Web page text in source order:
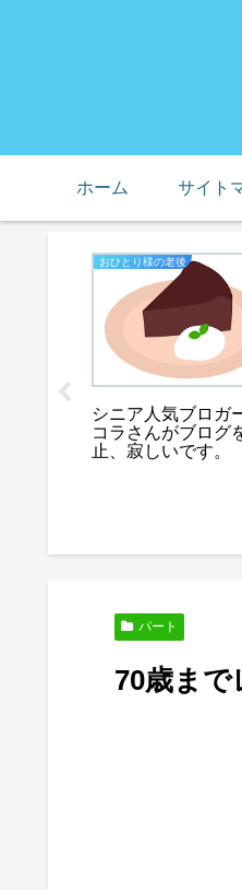
ホーム サイト
おひとり様の老後
シニア人気ブロガ
コラさんがブログ
止、寂しいです。
パート
70歳まで